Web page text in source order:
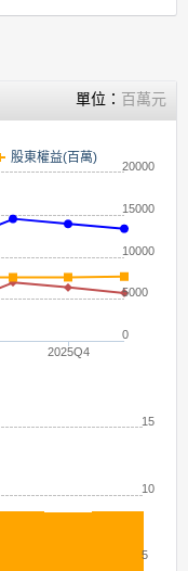
單位： 百萬元
股東權益(百萬)
2025Q4
0
5000
10000
15000
20000
5
10
15